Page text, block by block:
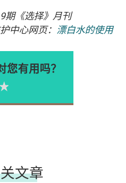
期《选择》月刊
中心网页： 漂白水的使用
您有用吗？
4星
文章